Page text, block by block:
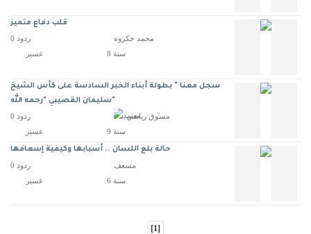
قلب دفاع متميز
0 ردود
محمد حكروه
عسير
8 سنة
سجل معنا " بطولة أبناء الخبر السادسة على كأس الشيخ
سليمان القصيبي "رحمه الله"
0 ردود
مسوق رياضي
عسير
9 سنة
حالة بلع اللسان .. أسبابها وكيفية إسعافها
0 ردود
مسعف
عسير
6 سنة
[1]